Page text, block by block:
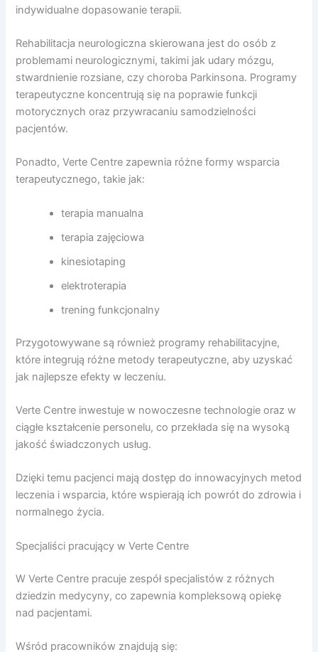
indywidualne dopasowanie terapii.
Rehabilitacja neurologiczna skierowana jest do osób z
problemami neurologicznymi, takimi jak udary mózgu,
stwardnienie rozsiane, czy choroba Parkinsona. Programy
terapeutyczne koncentrują się na poprawie funkcji
motorycznych oraz przywracaniu samodzielności
pacjentów.
Ponadto, Verte Centre zapewnia różne formy wsparcia
terapeutycznego, takie jak:
terapia manualna
terapia zajęciowa
kinesiotaping
elektroterapia
trening funkcjonalny
Przygotowywane są również programy rehabilitacyjne,
które integrują różne metody terapeutyczne, aby uzyskać
jak najlepsze efekty w leczeniu.
Verte Centre inwestuje w nowoczesne technologie oraz w
ciągłe kształcenie personelu, co przekłada się na wysoką
jakość świadczonych usług.
Dzięki temu pacjenci mają dostęp do innowacyjnych metod
leczenia i wsparcia, które wspierają ich powrót do zdrowia i
normalnego życia.
Specjaliści pracujący w Verte Centre
W Verte Centre pracuje zespół specjalistów z różnych
dziedzin medycyny, co zapewnia kompleksową opiekę
nad pacjentami.
Wśród pracowników znajdują się: